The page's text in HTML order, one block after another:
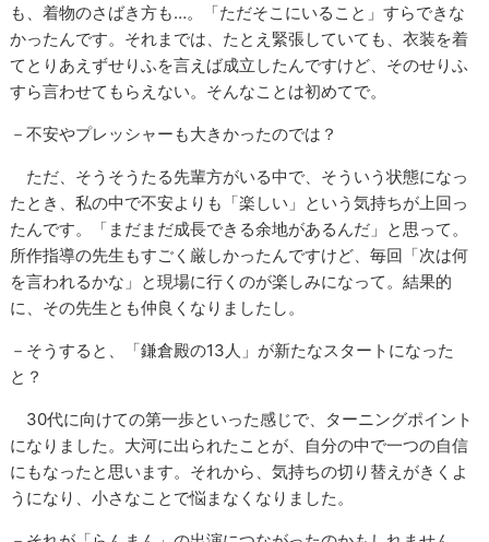
も、着物のさばき方も…。「ただそこにいること」すらできな
かったんです。それまでは、たとえ緊張していても、衣装を着
てとりあえずせりふを言えば成立したんですけど、そのせりふ
すら言わせてもらえない。そんなことは初めてで。
－不安やプレッシャーも大きかったのでは？
ただ、そうそうたる先輩方がいる中で、そういう状態になっ
たとき、私の中で不安よりも「楽しい」という気持ちが上回っ
たんです。「まだまだ成長できる余地があるんだ」と思って。
所作指導の先生もすごく厳しかったんですけど、毎回「次は何
を言われるかな」と現場に行くのが楽しみになって。結果的
に、その先生とも仲良くなりましたし。
－そうすると、「鎌倉殿の13人」が新たなスタートになった
と？
30代に向けての第一歩といった感じで、ターニングポイント
になりました。大河に出られたことが、自分の中で一つの自信
にもなったと思います。それから、気持ちの切り替えがきくよ
うになり、小さなことで悩まなくなりました。